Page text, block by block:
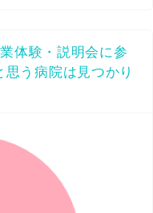
体験・説明会に参
う病院は見つかり